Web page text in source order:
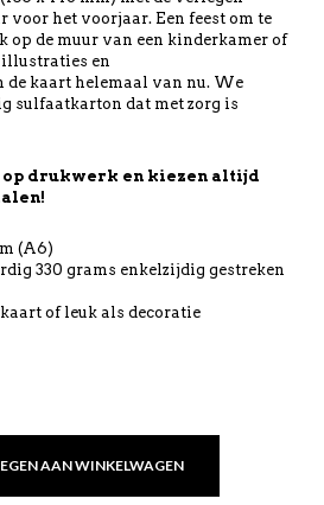
het voorjaar. Een feest om te
op de muur van een kinderkamer of
illustraties en
de kaart helemaal van nu. We
sulfaatkarton dat met zorg is
op drukwerk en kiezen altijd
(A6)
330 grams enkelzijdig gestreken
of leuk als decoratie
AAN WINKELWAGEN